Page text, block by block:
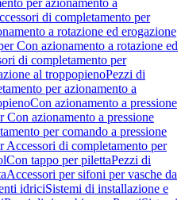
per azionamento a
di completamento per
a rotazione ed erogazione
Con azionamento a rotazione ed
di completamento per
al troppopienoPezzi di
per azionamento a
Con azionamento a pressione
Con azionamento a pressione
per comando a pressione
Accessori di completamento per
Con tappo per pilettaPezzi di
Accessori per sifoni per vasche da
idriciSistemi di installazione e